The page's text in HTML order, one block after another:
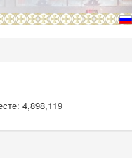
4,898,119